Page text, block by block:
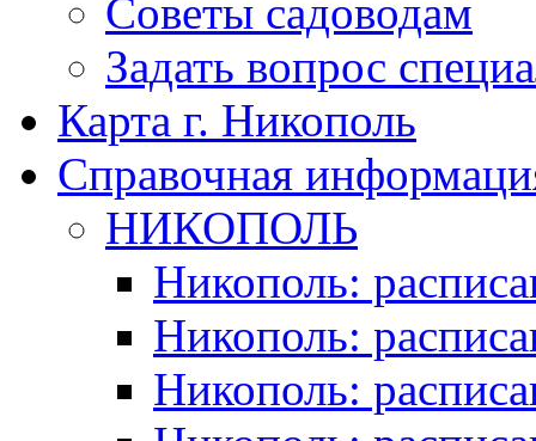
Советы садоводам
Задать вопрос
Карта г. Никополь
Справочная
НИКОПОЛЬ
Никополь:
Никополь:
Никополь: